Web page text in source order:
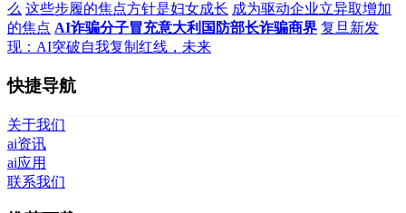
么 这些步履的焦点方针是妇女成长 成为驱动企业立异取增加
的焦点 AI诈骗分子冒充意大利国防部长诈骗商界 复旦新发
现：AI突破自我复制红线，未来
快捷导航
关于我们
ai资讯
ai应用
联系我们